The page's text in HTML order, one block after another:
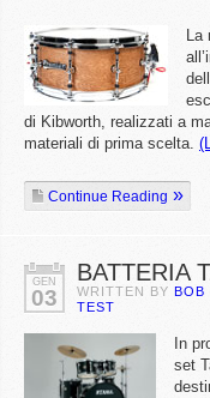
La
di Kibworth, realizzati a
materiali di prima scelta.
Continue Reading
GEN
03
BATTERIA
WRITTEN BY BOB
TEST
In
set